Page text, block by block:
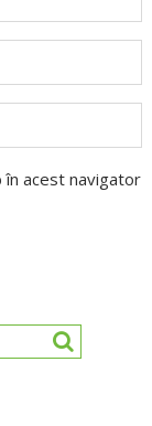
în acest navigator